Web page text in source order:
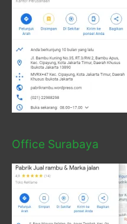
Office Surabaya